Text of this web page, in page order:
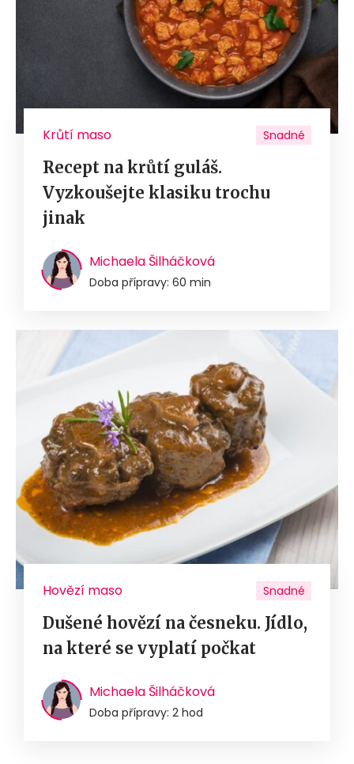
Krůtí maso Snadné
Recept na krůtí guláš.
Vyzkoušejte klasiku trochu
jinak
Michaela Šilháčková
Doba přípravy: 60 min
Hovězí maso Snadné
Dušené hovězí na česneku. Jídlo,
na které se vyplatí počkat
Michaela Šilháčková
Doba přípravy: 2 hod